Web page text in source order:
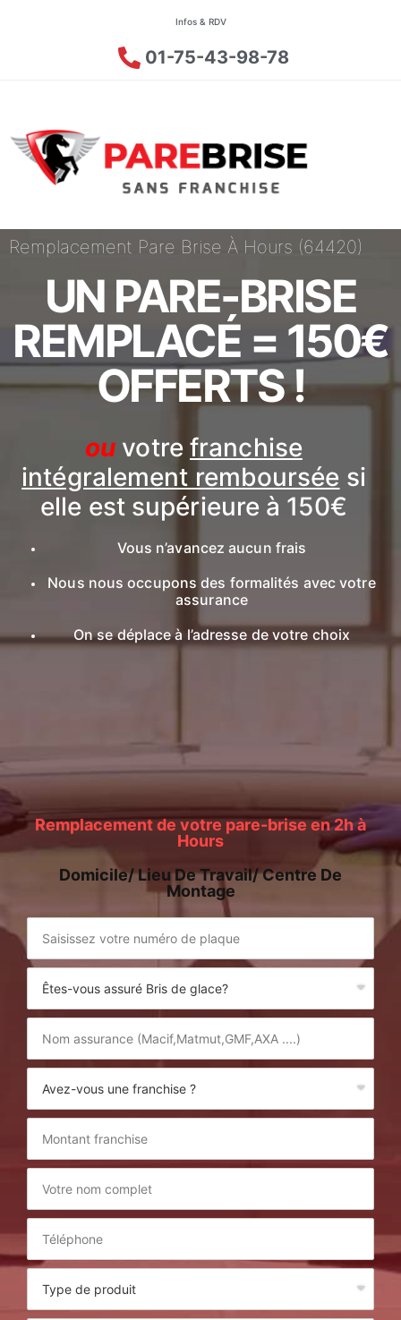
Infos & RDV
01-75-43-98-78
Remplacement Pare Brise À Hours (64420)
UN PARE-BRISE
REMPLACÉ = 150€
OFFERTS !
ou votre franchise
intégralement remboursée si
elle est supérieure à 150€
Vous n’avancez aucun frais
Nous nous occupons des formalités avec votre
assurance
On se déplace à l’adresse de votre choix
Remplacement de votre pare-brise en 2h à
Hours
Domicile/ Lieu De Travail/ Centre De
Montage